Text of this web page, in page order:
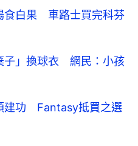
食白果 車路士買完科芬
子」換球衣 網民：小孩
建功 Fantasy抵買之選